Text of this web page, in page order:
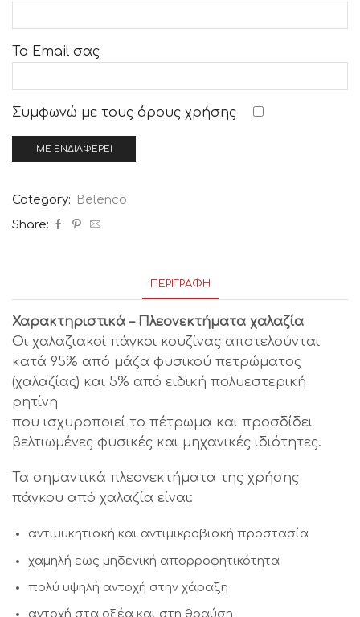
Το Email σας
Συμφωνώ με τους όρους χρήσης
Category:
Belenco
Share:
ΠΕΡΙΓΡΑΦΉ
Χαρακτηριστικά – Πλεονεκτήματα χαλαζία
Οι χαλαζιακοί πάγκοι κουζίνας αποτελούνται
κατά 95% από μάζα φυσικού πετρώματος
(χαλαζίας) και 5% από ειδική πολυεστερική
ρητίνη
που ισχυροποιεί το πέτρωμα και προσδίδει
βελτιωμένες φυσικές και μηχανικές ιδιότητες.
Τα σημαντικά πλεονεκτήματα της χρήσης
πάγκου από χαλαζία είναι:
αντιμυκητιακή και αντιμικροβιακή προστασία
χαμηλή εως μηδενική απορροφητικότητα
πολύ υψηλή αντοχή στην χάραξη
αντοχή στα οξέα και στη θραύση